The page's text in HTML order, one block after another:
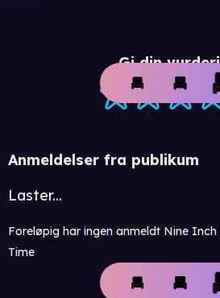
Gi din
Anmeldelser fra publikum
Laster...
Foreløpig har ingen anmeldt Nine Inch
Time